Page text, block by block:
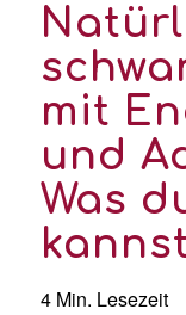
mit
und
Was
4 Min. Lesezeit